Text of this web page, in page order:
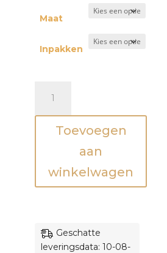
Maat
Inpakken
Eerste
Kerst
Toevoegen
aan
winkelwagen
Geschatte
leveringsdata: 10-08-